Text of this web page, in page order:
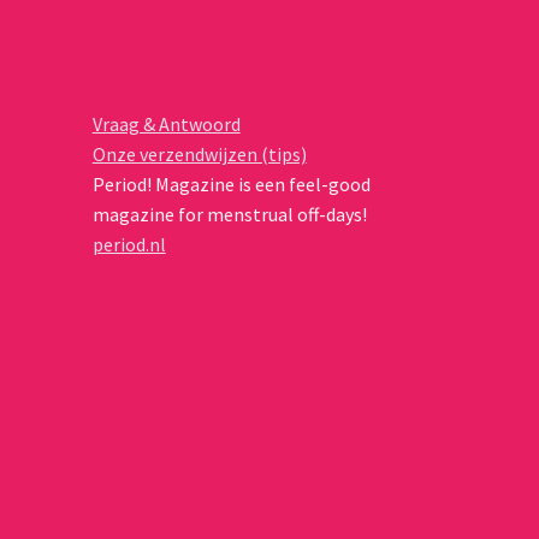
Vraag & Antwoord
Onze verzendwijzen (tips)
Period! Magazine is een feel-good
magazine for menstrual off-days!
period.nl